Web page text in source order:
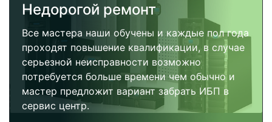
Недорогой ремонт
Все мастера наши обучены и каждые пол года
проходят повышение квалификации, в случае
серьезной неисправности возможно
потребуется больше времени чем обычно и
мастер предложит вариант забрать ИБП в
сервис центр.